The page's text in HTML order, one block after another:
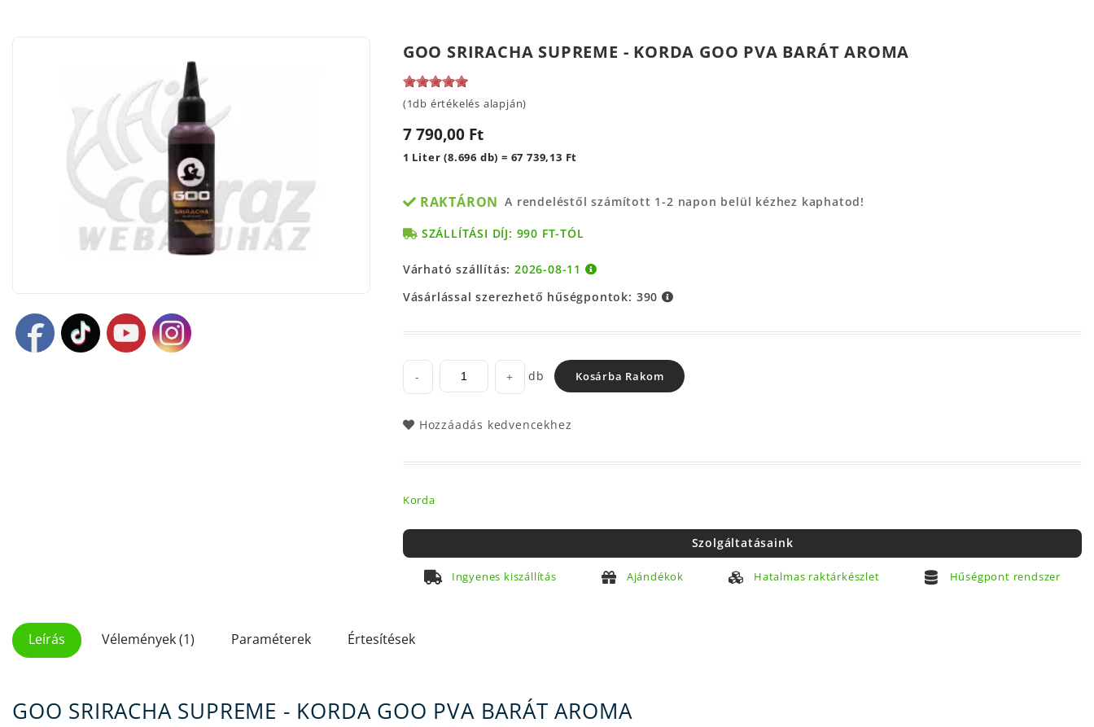
GOO SRIRACHA SUPREME - KORDA GOO PVA BARÁT AROMA
(1db értékelés alapján)
7 790,00 Ft
1 Liter (8.696 db) = 67 739,13 Ft
RAKTÁRON A rendeléstől számított 1-2 napon belül kézhez kaphatod!
SZÁLLÍTÁSI DÍJ: 990 FT-TÓL
Várható szállítás:2026-08-11
Vásárlással szerezhető hűségpontok: 390
- + db Kosárba Rakom
Hozzáadás kedvencekhez
Korda
Szolgáltatásaink
Ingyenes kiszállítás Ajándékok Hatalmas raktárkészlet Hűségpont rendszer
Leírás Vélemények (1) Paraméterek Értesítések
GOO SRIRACHA SUPREME - KORDA GOO PVA BARÁT AROMA